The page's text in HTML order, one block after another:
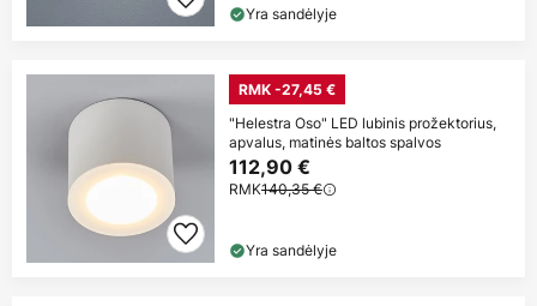
Yra sandėlyje
RMK -27,45 €
"Helestra Oso" LED lubinis prožektorius,
apvalus, matinės baltos spalvos
112,90 €
RMK140,35 €
Yra sandėlyje